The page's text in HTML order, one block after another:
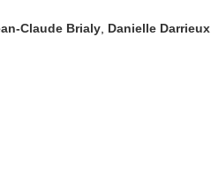
Claude Brialy, Danielle Darrieux